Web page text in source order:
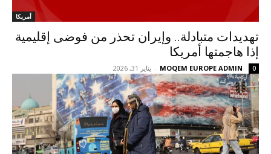
أمريكا
تهديدات متبادلة.. وإيران تحذر من فوضى إقليمية
إذا هاجمتها أمريكا
MOQEM EUROPE ADMIN
- يناير 31, 2026 0